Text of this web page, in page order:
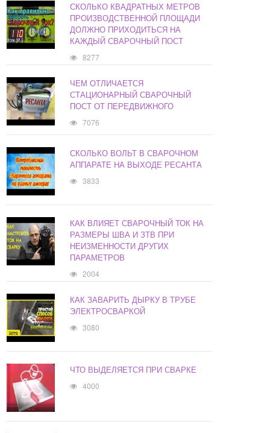
СКОЛЬКО КВАДРАТНЫХ МЕТРОВ
ПРОИЗВОДСТВЕННОЙ ПЛОЩАДИ
ДОЛЖНО ПРИХОДИТЬСЯ НА
КАЖДЫЙ СВАРОЧНЫЙ ПОСТ
8277
ЧЕМ ОТЛИЧАЕТСЯ
СТАЦИОНАРНЫЙ СВАРОЧНЫЙ
ПОСТ ОТ ПЕРЕДВИЖНОГО
7076
СКОЛЬКО ВОЛЬТ В СВАРОЧНОМ
АППАРАТЕ НА ВЫХОДЕ РЕСАНТА
3833
КАК ВЛИЯЕТ СВАРОЧНЫЙ ТОК НА
РАЗМЕРЫ ШВА И ЗТВ ПРИ
НЕИЗМЕННОСТИ ДРУГИХ
ПАРАМЕТРОВ
2004
КАК ЗАВАРИТЬ ДЫРКУ В ТРУБЕ
ЭЛЕКТРОСВАРКОЙ
3080
ЧТО ВЫДЕЛЯЕТСЯ ПРИ СВАРКЕ
4000